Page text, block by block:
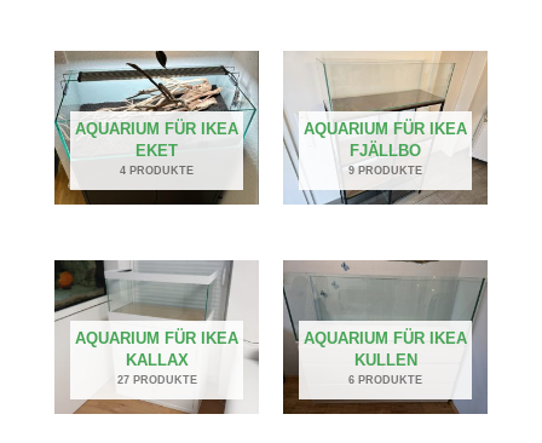
AQUARIUM FÜR IKEA
EKET
4 PRODUKTE
AQUARIUM FÜR IKEA
FJÄLLBO
9 PRODUKTE
AQUARIUM FÜR IKEA
KALLAX
27 PRODUKTE
AQUARIUM FÜR IKEA
KULLEN
6 PRODUKTE